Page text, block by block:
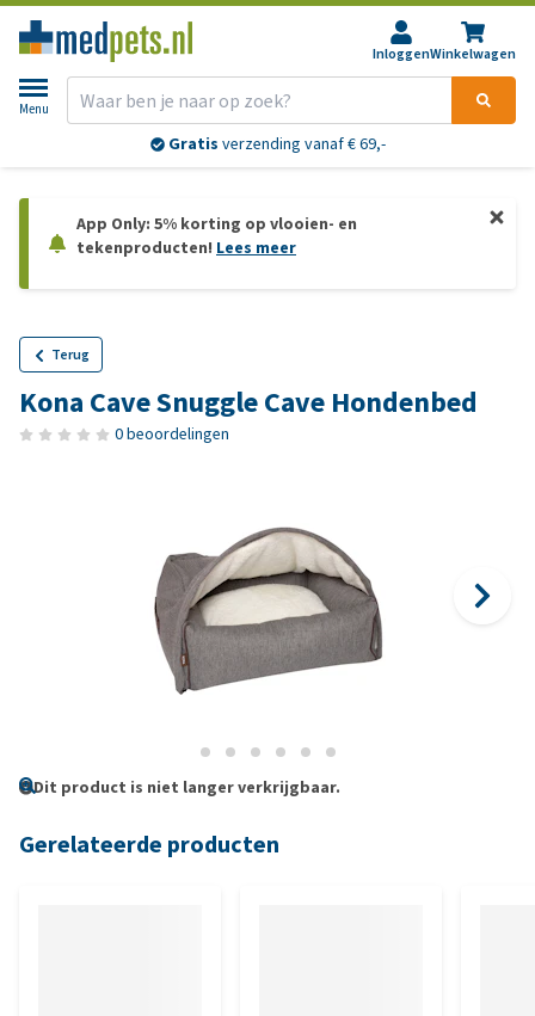
InloggenWinkelwagen
Menu
Gratis verzending vanaf € 69,-
App Only: 5% korting op vlooien- en
tekenproducten! Lees meer
Terug
Kona Cave Snuggle Cave Hondenbed
0 beoordelingen
Dit product is niet langer verkrijgbaar.
Gerelateerde producten